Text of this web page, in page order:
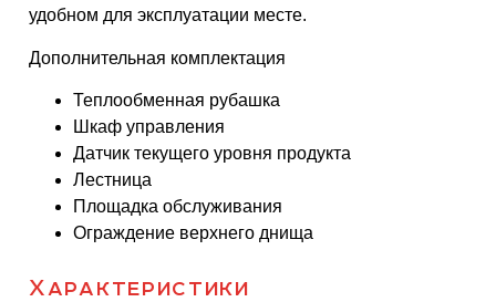
удобном для эксплуатации месте.
Дополнительная комплектация
Теплообменная рубашка
Шкаф управления
Датчик текущего уровня продукта
Лестница
Площадка обслуживания
Ограждение верхнего днища
Характеристики